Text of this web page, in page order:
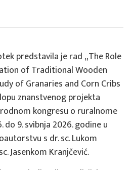
predstavila je rad „The Role
of Traditional Wooden
of Granaries and Corn Cribs
znanstvenog projekta
kongresu o ruralnome
9. svibnja 2026. godine u
s dr. sc. Lukom
Jasenkom Kranjčević.